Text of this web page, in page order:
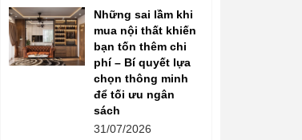
Những sai lầm khi
mua nội thất khiến
bạn tốn thêm chi
phí – Bí quyết lựa
chọn thông minh
để tối ưu ngân
sách
31/07/2026